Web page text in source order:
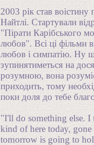
2003 рік став
Найтлі. Стартували
"Пірати Карібського
любов". Всі ці фільми
любов і симпатію. Ну
зупинятиметься на
розумною, вона
приходить, тому
поки доля до тебе
"I'll do something else. I
kind of here today,
tomorrow is going to